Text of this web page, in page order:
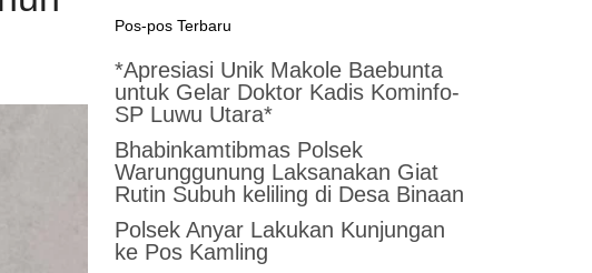
Pos-pos Terbaru
*Apresiasi Unik Makole Baebunta
untuk Gelar Doktor Kadis Kominfo-
SP Luwu Utara*
Bhabinkamtibmas Polsek
Warunggunung Laksanakan Giat
Rutin Subuh keliling di Desa Binaan
Polsek Anyar Lakukan Kunjungan
ke Pos Kamling